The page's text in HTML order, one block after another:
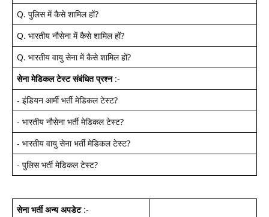
Q. पुलिस में कैसे शामिल हों?
Q. भारतीय नौसेना में कैसे शामिल हों?
Q. भारतीय वायु सेना में कैसे शामिल हों?
सेना मेडिकल टेस्ट संबंधित प्रश्न:-
- इंडियन आर्मी भर्ती मेडिकल टेस्ट?
- भारतीय नौसेना भर्ती मेडिकल टेस्ट?
- भारतीय वायु सेना भर्ती मेडिकल टेस्ट?
- पुलिस भर्ती मेडिकल टेस्ट?
सेना भर्ती अन्य अपडेट:-